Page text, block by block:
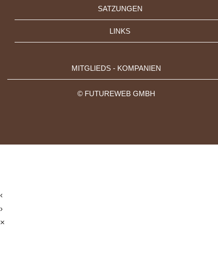
SATZUNGEN
LINKS
MITGLIEDS - KOMPANIEN
© FUTUREWEB GMBH
‹
›
×